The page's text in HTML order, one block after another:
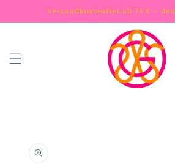
Skip toVersandkostenfrei ab 75 € –
product
information